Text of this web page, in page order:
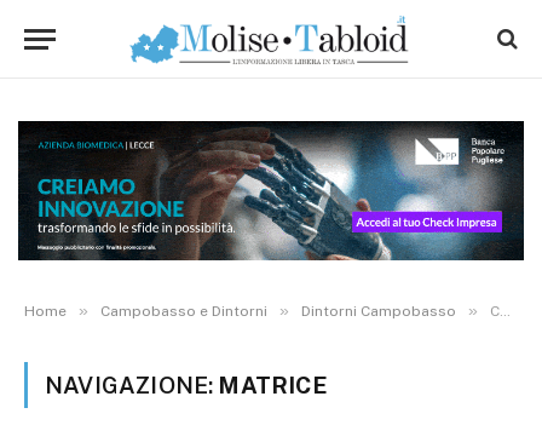
Home » Campobasso e Dintorni » Dintorni Campobasso » Category: "Matrice"
NAVIGAZIONE: MATRICE